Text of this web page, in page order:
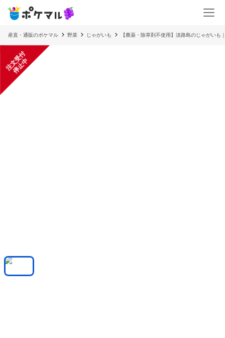
産直・通販のポケマル 野菜 じゃがいも 【農薬・除草剤不使用】淡路島のじゃがいも
注
文
受
付
停
止
中